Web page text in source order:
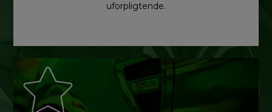
uforpligtende.